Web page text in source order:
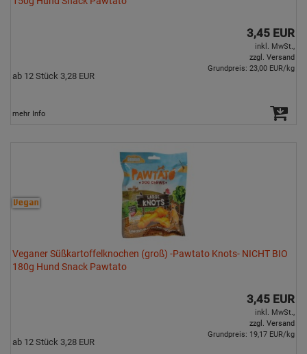
3,45 EUR
inkl. MwSt.,
zzgl. Versand
ab 12 Stück 3,28 EUR
Grundpreis: 23,00 EUR/kg
mehr Info
Veganer Süßkartoffelknochen (groß) -Pawtato Knots- NICHT BIO
180g Hund Snack Pawtato
3,45 EUR
inkl. MwSt.,
zzgl. Versand
ab 12 Stück 3,28 EUR
Grundpreis: 19,17 EUR/kg